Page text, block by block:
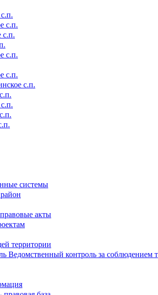
с.п.
с.п.
с.п.
с.п.
с.п.
системы
акты
территории
Ведомственный контроль за соблюдением